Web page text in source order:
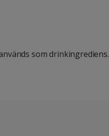
som drinkingrediens.